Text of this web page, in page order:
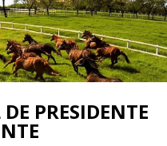
PRESIDENTE